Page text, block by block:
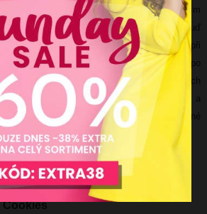
určité informace související s vaším
obchodu. Tyto mohou být buď
soubory cookies jsou odstraněny při
trvalé cookies jsou uchovávány také po
stránek a slouží k uchovávání takových
či přihlašovací údaje, což pak usnadňuje a
Internetový obchod využívá výše uvedené
Cookies